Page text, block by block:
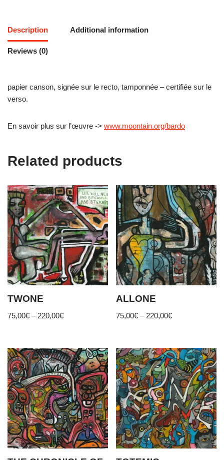
Description Additional information
Reviews (0)
papier canson, signée sur le recto, tamponnée – certifiée sur le
verso.
En savoir plus sur l’œuvre -> www.moontain.org/bardo
Related products
TWONE
75,00€ – 220,00€
ALLONE
75,00€ – 220,00€